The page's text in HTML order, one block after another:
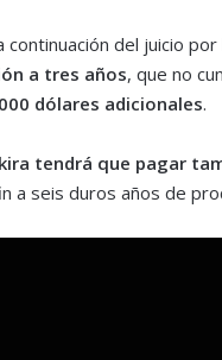
continuación del juicio
a tres años, que no
dólares adicionales.
tendrá que pagar
a seis duros años de